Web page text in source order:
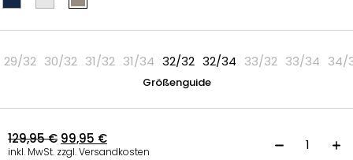
29/32 30/32 31/32 31/34 32/32 32/34 33/32 33/34 34/
Größenguide
129,95€ 99,95 €
inkl. MwSt. zzgl. Versandkosten